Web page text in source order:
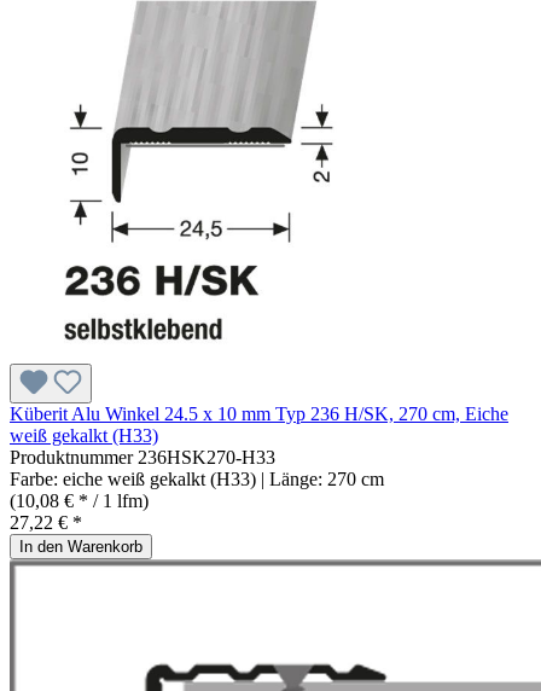
Küberit Alu Winkel 24.5 x 10 mm Typ 236 H/SK, 270 cm, Eiche
weiß gekalkt (H33)
Produktnummer 236HSK270-H33
Farbe: eiche weiß gekalkt (H33) | Länge: 270 cm
(10,08 € * / 1 lfm)
27,22 € *
In den Warenkorb